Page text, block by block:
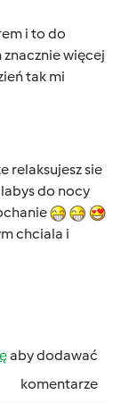
i to do
znacznie więcej
tak mi
relaksujesz sie
do nocy
chciala i
aby dodawać
komentarze